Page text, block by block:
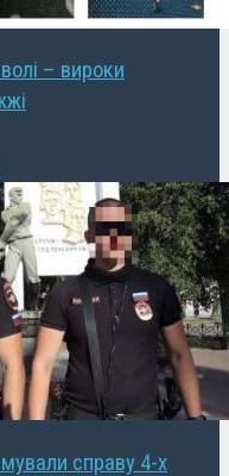
– вироки
справу 4-х